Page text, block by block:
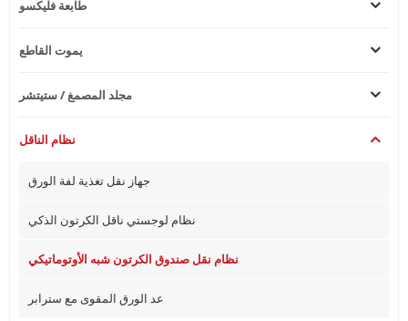
طابعة فليكسو
يموت القاطع
مجلد المصمغ / ستيتشر
نظام الناقل
جهاز نقل تغذية لفة الورق
نظام لوجستي ناقل الكرتون الذكي
نظام نقل صندوق الكرتون شبه الأوتوماتيكي
عد الورق المقوى مع سترابر